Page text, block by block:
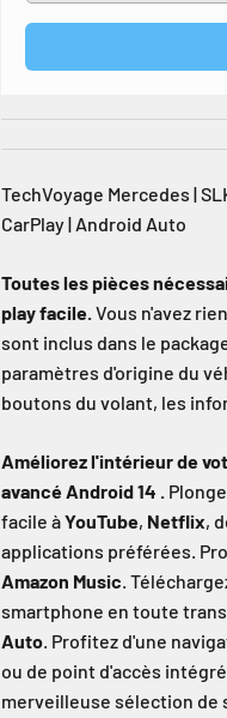
TechVoyage Mercedes |
CarPlay | Android Auto
Toutes les pièces
play facile.Vous n'avez
sont inclus dans le
paramètres d'origine du
boutons du volant, les
Améliorez l'intérieur de
avancé Android 14 .
facile àYouTube, Netflix,
applications préférées.
Amazon Music.
smartphone en toute
Auto. Profitez d'une
ou de point d'accès
merveilleuse sélection de